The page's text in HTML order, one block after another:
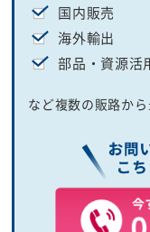
国内販売
海外輸出
部品・資源活
など複数の販路か